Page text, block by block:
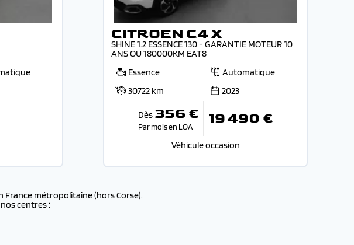
CITROEN C4 X
SHINE 1.2 ESSENCE 130 - GARANTIE MOTEUR 10
ANS OU 180000KM EAT8
Essence
Automatique
30722 km
2023
Dès 356 €
Par mois en LOA 19 490 €
Véhicule occasion
métropolitaine (hors Corse).
centres :